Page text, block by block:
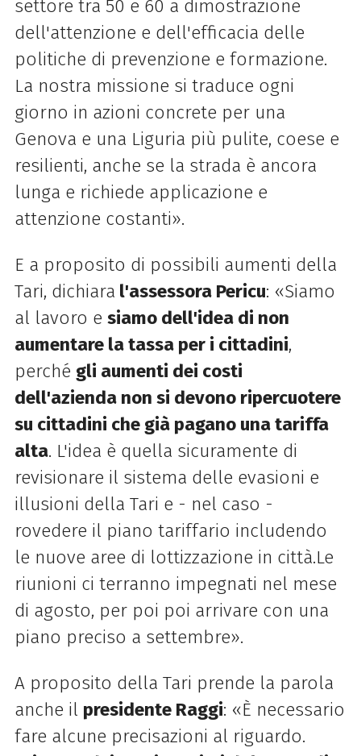
settore tra 50 e 60 a dimostrazione
dell'attenzione e dell'efficacia delle
politiche di prevenzione e formazione.
La nostra missione si traduce ogni
giorno in azioni concrete per una
Genova e una Liguria più pulite, coese e
resilienti, anche se la strada è ancora
lunga e richiede applicazione e
attenzione costanti».
E a proposito di possibili aumenti della
Tari, dichiara l'assessora Pericu: «Siamo
al lavoro e siamo dell'idea di non
aumentare la tassa per i cittadini,
perché gli aumenti dei costi
dell'azienda non si devono ripercuotere
su cittadini che già pagano una tariffa
alta. L'idea è quella sicuramente di
revisionare il sistema delle evasioni e
illusioni della Tari e - nel caso -
rovedere il piano tariffario includendo
le nuove aree di lottizzazione in città.Le
riunioni ci terranno impegnati nel mese
di agosto, per poi poi arrivare con una
piano preciso a settembre».
A proposito della Tari prende la parola
anche il presidente Raggi: «È necessario
fare alcune precisazioni al riguardo.